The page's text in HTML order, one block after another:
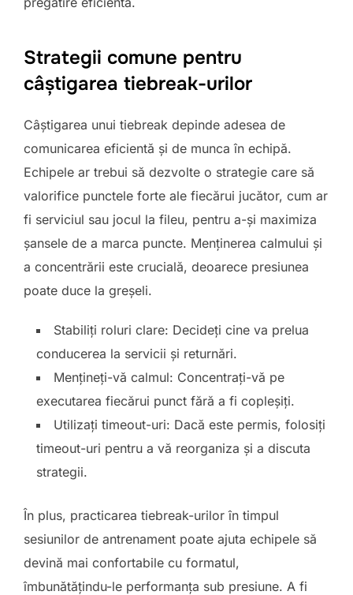
Strategii comune pentru
câștigarea tiebreak-urilor
Câștigarea unui tiebreak depinde adesea de
comunicarea eficientă și de munca în echipă.
Echipele ar trebui să dezvolte o strategie care să
valorifice punctele forte ale fiecărui jucător, cum ar
fi serviciul sau jocul la fileu, pentru a-și maximiza
șansele de a marca puncte. Menținerea calmului și
a concentrării este crucială, deoarece presiunea
poate duce la greșeli.
Stabiliți roluri clare: Decideți cine va prelua
conducerea la servicii și returnări.
Mențineți-vă calmul: Concentrați-vă pe
executarea fiecărui punct fără a fi copleșiți.
Utilizați timeout-uri: Dacă este permis, folosiți
timeout-uri pentru a vă reorganiza și a discuta
strategii.
În plus, practicarea tiebreak-urilor în timpul
sesiunilor de antrenament poate ajuta echipele să
devină mai confortabile cu formatul,
îmbunătățindu-le performanța sub presiune. A fi